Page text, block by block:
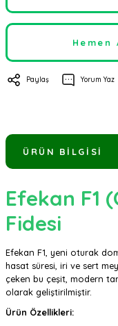
Hemen
Paylaş Yorum Yaz
ÜRÜN BILGISI
Efekan F1
Fidesi
Efekan F1, yeni oturak
hasat süresi, iri ve sert
çeken bu çeşit, modern
olarak geliştirilmiştir.
Ürün Özellikleri: